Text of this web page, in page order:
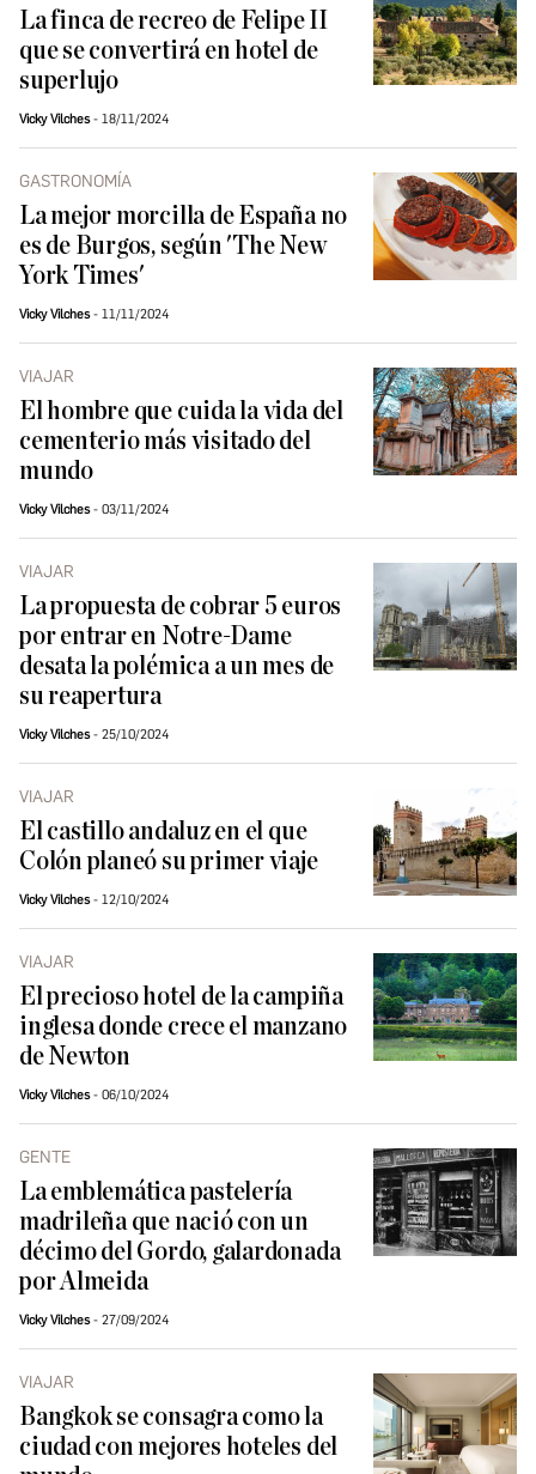
La finca de recreo de Felipe II
que se convertirá en hotel de
superlujo
Vicky Vilches 18/11/2024
GASTRONOMÍA
La mejor morcilla de España no
es de Burgos, según 'The New
York Times'
Vicky Vilches 11/11/2024
VIAJAR
El hombre que cuida la vida del
cementerio más visitado del
mundo
Vicky Vilches 03/11/2024
VIAJAR
La propuesta de cobrar 5 euros
por entrar en Notre-Dame
desata la polémica a un mes de
su reapertura
Vicky Vilches 25/10/2024
VIAJAR
El castillo andaluz en el que
Colón planeó su primer viaje
Vicky Vilches 12/10/2024
VIAJAR
El precioso hotel de la campiña
inglesa donde crece el manzano
de Newton
Vicky Vilches 06/10/2024
GENTE
La emblemática pastelería
madrileña que nació con un
décimo del Gordo, galardonada
por Almeida
Vicky Vilches 27/09/2024
VIAJAR
Bangkok se consagra como la
ciudad con mejores hoteles del